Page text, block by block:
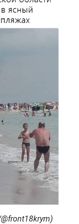
@front18krym)